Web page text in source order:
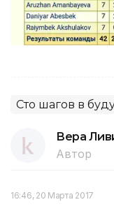
Сто шагов в
Вера
Автор
16:46, 20 Марта 2017